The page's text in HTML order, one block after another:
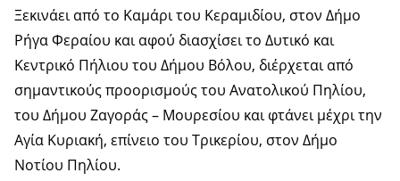
Ξεκινάει από το Καμάρι του Κεραμιδίου, στον Δήμο
Ρήγα Φεραίου και αφού διασχίσει το Δυτικό και
Κεντρικό Πήλιου του Δήμου Βόλου, διέρχεται από
σημαντικούς προορισμούς του Ανατολικού Πηλίου,
του Δήμου Ζαγοράς – Μουρεσίου και φτάνει μέχρι την
Αγία Κυριακή, επίνειο του Τρικερίου, στον Δήμο
Νοτίου Πηλίου.